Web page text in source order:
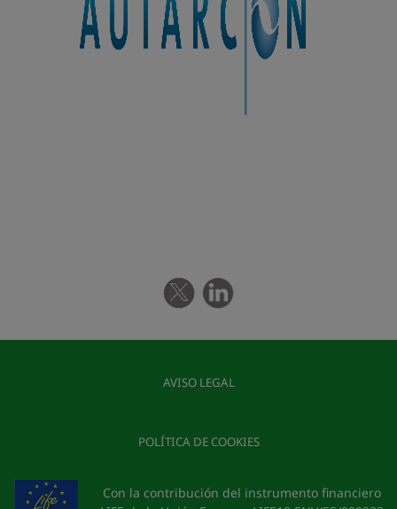
Con la contribución del instrumento financiero
AVISO LEGAL
POLÍTICA DE COOKIES